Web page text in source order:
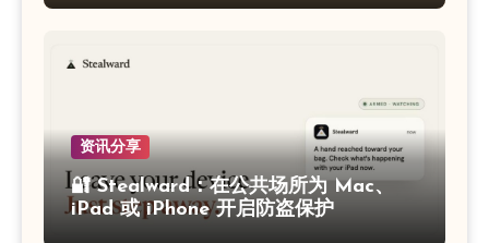
资讯分享
🔐 Stealward：在公共场所为 Mac、
iPad 或 iPhone 开启防盗保护